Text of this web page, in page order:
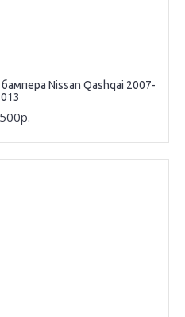
Nissan Qashqai 2007-